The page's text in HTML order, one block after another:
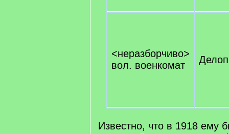
<неразборчиво>
вол. военкомат
Известно, что в 1918 ему